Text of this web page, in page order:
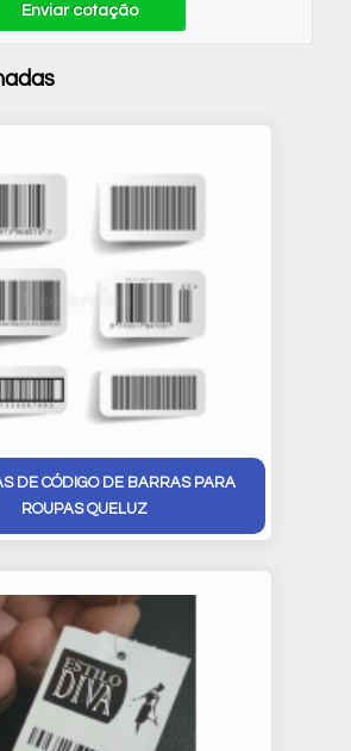
Enviar cotação
DE CÓDIGO DE BARRAS PARA
ROUPAS QUELUZ